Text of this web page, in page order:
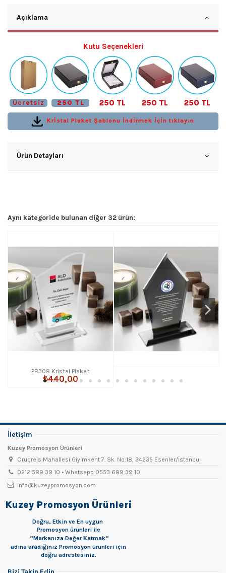
Açıklama
Kutu Seçenekleri
Ücretsiz 250 TL 250 TL 250 TL 250 TL
Krİstal Plaket Şablonu İndİrmek İçİn tıklayın
Ürün Detayları
Aynı kategoride bulunan diğer 32 ürün:
PB308 Kristal Plaket
₺440,00
İletişim
Kuzey Promosyon Ürünleri
Oruçreis Mahallesi Giyimkent 7. Sk. No:18, 34235 Esenler/İstanbul
0212 589 39 10 • Whatsapp 0553 689 39 10
info@kuzeypromosyon.com
Kuzey Promosyon Ürünleri
Doğru, Etkin ve En uygun
Promosyon ürünleri ile
“Markanıza Değer Katmak”
adına aradığınız Promosyon ürünleri için
doğru adrestesiniz.
Bizi Takip Edin